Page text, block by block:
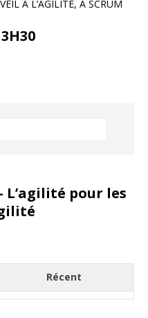
A L’AGILITÉ, À SCRUM
L’agilité pour les
Récent